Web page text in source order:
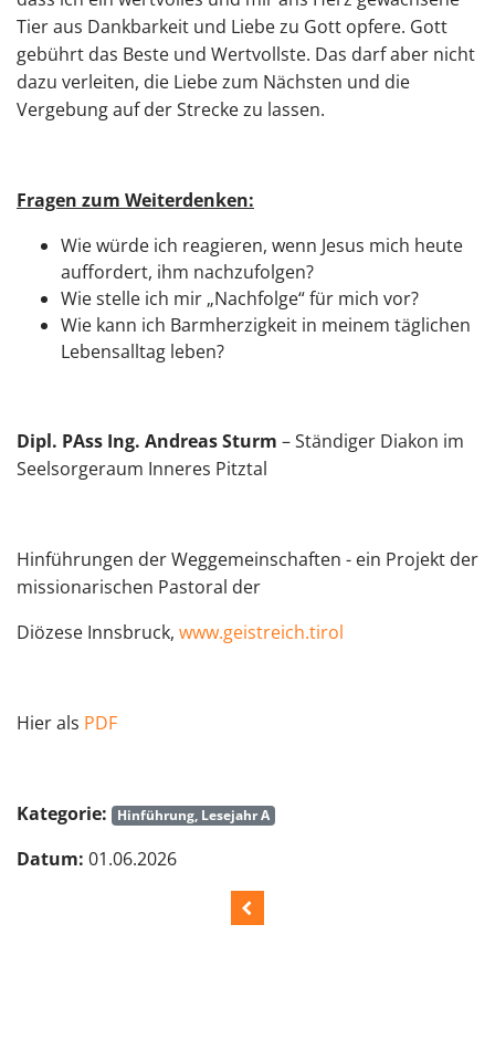
Tier aus Dankbarkeit und Liebe zu Gott opfere. Gott
gebührt das Beste und Wertvollste. Das darf aber nicht
dazu verleiten, die Liebe zum Nächsten und die
Vergebung auf der Strecke zu lassen.
Fragen zum Weiterdenken:
Wie würde ich reagieren, wenn Jesus mich heute
auffordert, ihm nachzufolgen?
Wie stelle ich mir „Nachfolge“ für mich vor?
Wie kann ich Barmherzigkeit in meinem täglichen
Lebensalltag leben?
Dipl. PAss Ing. Andreas Sturm – Ständiger Diakon im
Seelsorgeraum Inneres Pitztal
Hinführungen der Weggemeinschaften - ein Projekt der
missionarischen Pastoral der
Diözese Innsbruck, www.geistreich.tirol
Hier als PDF
Kategorie: Hinführung, Lesejahr A
Datum: 01.06.2026